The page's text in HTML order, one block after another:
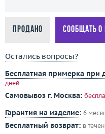
Продано Сообщать
Остались вопросы?
Бесплатная примерка при
дней
Самовывоз г. Москва:
Гарантия на изделие: 6
Бесплатный возврат: в